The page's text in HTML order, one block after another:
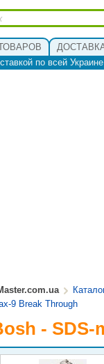
по всей
9 Break Through
- SDS-